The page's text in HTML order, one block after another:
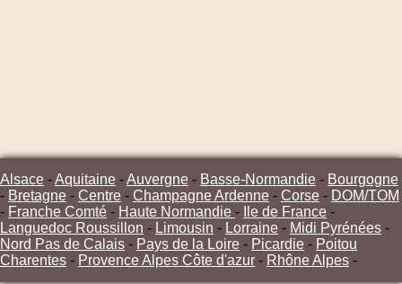
Alsace -Aquitaine -Auvergne - Basse-Normandie - Bourgogne
- Bretagne - Centre - Champagne Ardenne - Corse - DOM/TOM
- Franche Comté - Haute Normandie - Ile de France -
Languedoc Roussillon - Limousin - Lorraine - Midi Pyrénées -
Nord Pas de Calais - Pays de la Loire - Picardie - Poitou
Charentes - Provence Alpes Côte d'azur - Rhône Alpes -